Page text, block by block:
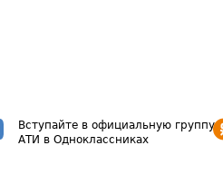
Вступайте в официальную группу
АТИ в Одноклассниках